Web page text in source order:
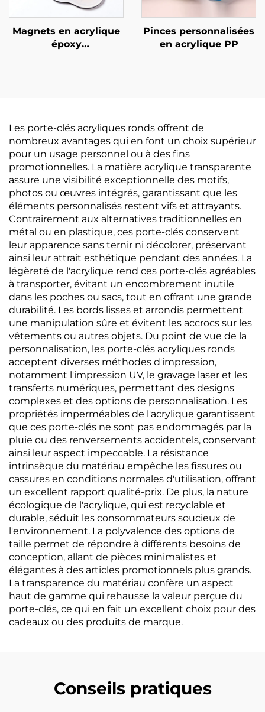
Magnets en acrylique
époxy
Pinces personnalisées
en acrylique PP
Les porte-clés acryliques ronds offrent de
nombreux avantages qui en font un choix supérieur
pour un usage personnel ou à des fins
promotionnelles. La matière acrylique transparente
assure une visibilité exceptionnelle des motifs,
photos ou œuvres intégrés, garantissant que les
éléments personnalisés restent vifs et attrayants.
Contrairement aux alternatives traditionnelles en
métal ou en plastique, ces porte-clés conservent
leur apparence sans ternir ni décolorer, préservant
ainsi leur attrait esthétique pendant des années. La
légèreté de l'acrylique rend ces porte-clés agréables
à transporter, évitant un encombrement inutile
dans les poches ou sacs, tout en offrant une grande
durabilité. Les bords lisses et arrondis permettent
une manipulation sûre et évitent les accrocs sur les
vêtements ou autres objets. Du point de vue de la
personnalisation, les porte-clés acryliques ronds
acceptent diverses méthodes d'impression,
notamment l'impression UV, le gravage laser et les
transferts numériques, permettant des designs
complexes et des options de personnalisation. Les
propriétés imperméables de l'acrylique garantissent
que ces porte-clés ne sont pas endommagés par la
pluie ou des renversements accidentels, conservant
ainsi leur aspect impeccable. La résistance
intrinsèque du matériau empêche les fissures ou
cassures en conditions normales d'utilisation, offrant
un excellent rapport qualité-prix. De plus, la nature
écologique de l'acrylique, qui est recyclable et
durable, séduit les consommateurs soucieux de
l'environnement. La polyvalence des options de
taille permet de répondre à différents besoins de
conception, allant de pièces minimalistes et
élégantes à des articles promotionnels plus grands.
La transparence du matériau confère un aspect
haut de gamme qui rehausse la valeur perçue du
porte-clés, ce qui en fait un excellent choix pour des
cadeaux ou des produits de marque.
Conseils pratiques